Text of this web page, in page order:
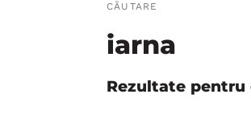
CĂUTARE
iarna
Rezultate pentru